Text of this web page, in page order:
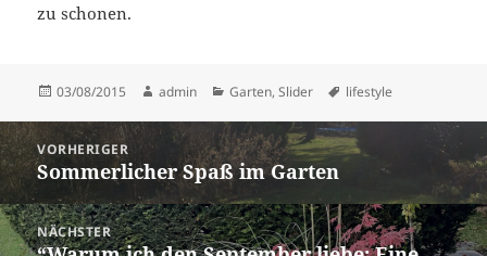
zu schonen.
Veröffentlicht
03/08/2015 Autor
admin Kategorien
Garten,Slider Schlagwörter
lifestyle
Beitragsnavigation
VORHERIGER
Vorheriger
Beitrag:
Sommerlicher Spaß im Garten
NÄCHSTER